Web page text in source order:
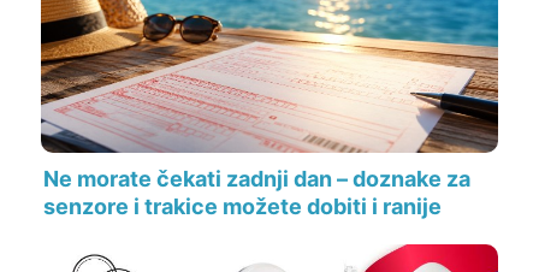
Ne morate čekati zadnji dan – doznake za
senzore i trakice možete dobiti i ranije